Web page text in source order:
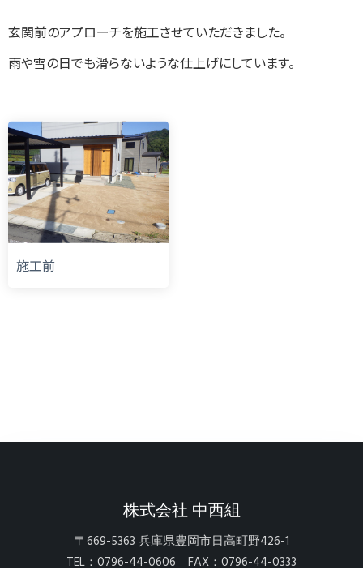
玄関前のアプローチを施工させていただきました。
雨や雪の日でも滑らないような仕上げにしています。
施工前
株式会社 中西組
〒669-5363 兵庫県豊岡市日高町野426-1
TEL：0796-44-0606 FAX：0796-44-0333